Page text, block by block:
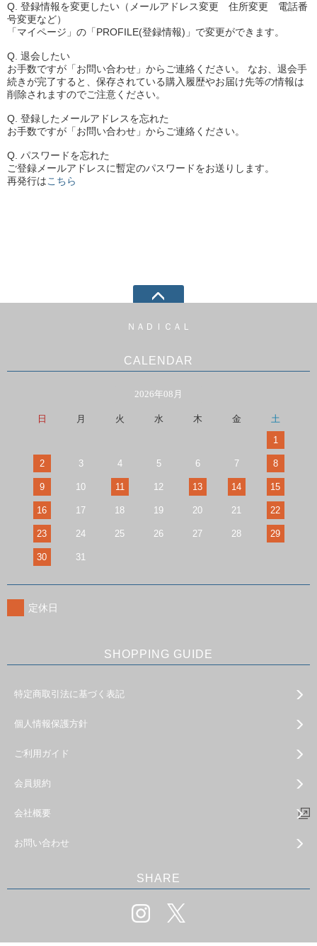
Q. 登録情報を変更したい（メールアドレス変更 住所変更 電話番
号変更など）
「マイページ」の「PROFILE(登録情報)」で変更ができます。
Q. 退会したい
お手数ですが「お問い合わせ」からご連絡ください。 なお、退会手
続きが完了すると、保存されている購入履歴やお届け先等の情報は
削除されますのでご注意ください。
Q. 登録したメールアドレスを忘れた
お手数ですが「お問い合わせ」からご連絡ください。
Q. パスワードを忘れた
ご登録メールアドレスに暫定のパスワードをお送りします。
再発行はこちら
ＮＡＤＩＣＡＬ
CALENDAR
2026年08月
日 月 火 水 木 金
土
1
2 3 4 5 6 7 8
9 10 11 12 13 14 15
16 17 18 19 20 21 22
23 24 25 26 27 28 29
30 31
定休日
SHOPPING GUIDE
特定商取引法に基づく表記
個人情報保護方針
ご利用ガイド
会員規約
会社概要
お問い合わせ
SHARE